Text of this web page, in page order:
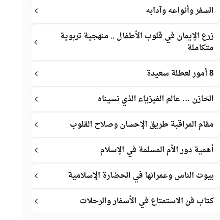
السفر وأنواعه وآدابه
زرع الإيمان في قلوب الأطفال .. منهجية تربوية
متكاملة
8 أمور لعطلة سعيدة
الخازن … عالم الفيزياء الذي نسيناه
مقام المراقبة طريق الإحسان وصلاح القلوب
أهمية دور الأم المسلمة في الإسلام
بيوت الناس وعمرانها في الحضارة الإسلامية
كتاب فن الاستمتاع في الأسفار والرحلات